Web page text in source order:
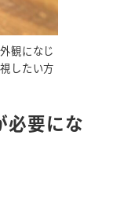
観になじ
したい方
必要にな